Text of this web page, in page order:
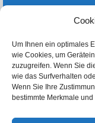
Um Ihnen ein optimales
wie Cookies, um
zuzugreifen. Wenn Sie
wie das Surfverhalten
Wenn Sie Ihre
bestimmte Merkmale
0214/ 312 3
E-Mail-